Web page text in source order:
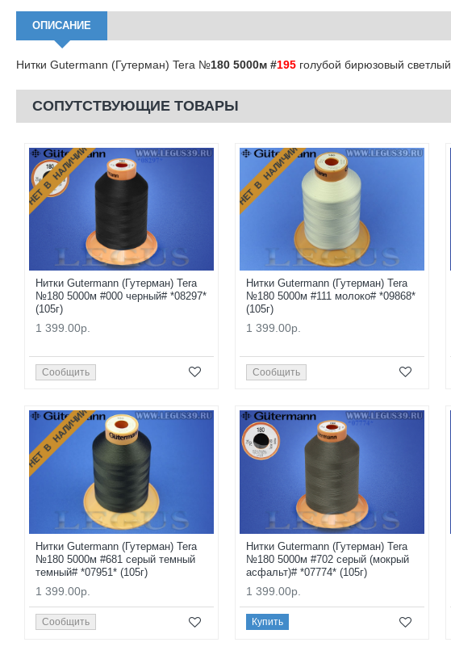
ОПИСАНИЕ
Нитки Gutermann (Гутерман) Tera №180 5000м #195 голубой бирюзовый светлый
СОПУТСТВУЮЩИЕ ТОВАРЫ
НЕТ В НАЛИЧИИ
Нитки Gutermann (Гутерман) Tera
№180 5000м #000 черный# *08297*
(105г)
1 399.00р.
Сообщить
НЕТ В НАЛИЧИИ
Нитки Gutermann (Гутерман) Tera
№180 5000м #111 молоко# *09868*
(105г)
1 399.00р.
Сообщить
НЕТ В НАЛИЧИИ
Нитки Gutermann (Гутерман) Tera
№180 5000м #681 серый темный
темный# *07951* (105г)
1 399.00р.
Сообщить
Нитки Gutermann (Гутерман) Tera
№180 5000м #702 серый (мокрый
асфальт)# *07774* (105г)
1 399.00р.
Купить